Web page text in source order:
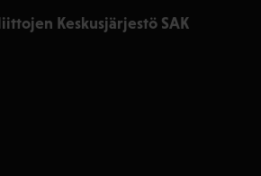
Keskusjärjestö SAK